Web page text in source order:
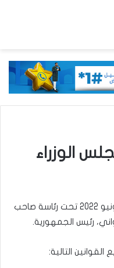
الوزراء
اجتمع مجلس الوزراء يوم الأربعاء 29 يونيو 2022 تحت رئاسة صاحب
رئيس الجمهورية.
التالية: